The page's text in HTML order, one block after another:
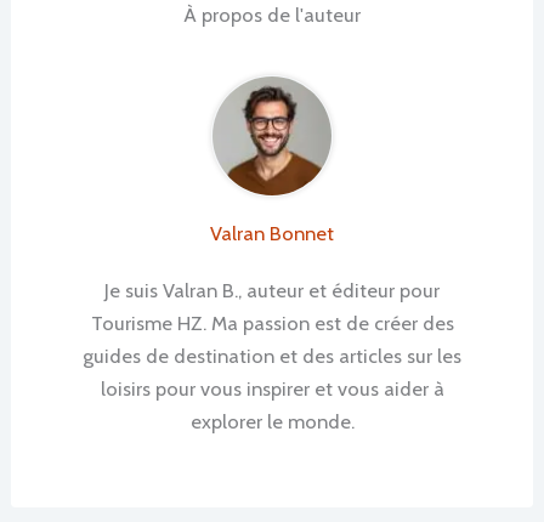
À propos de l'auteur
Valran Bonnet
Je suis Valran B., auteur et éditeur pour
Tourisme HZ. Ma passion est de créer des
guides de destination et des articles sur les
loisirs pour vous inspirer et vous aider à
explorer le monde.